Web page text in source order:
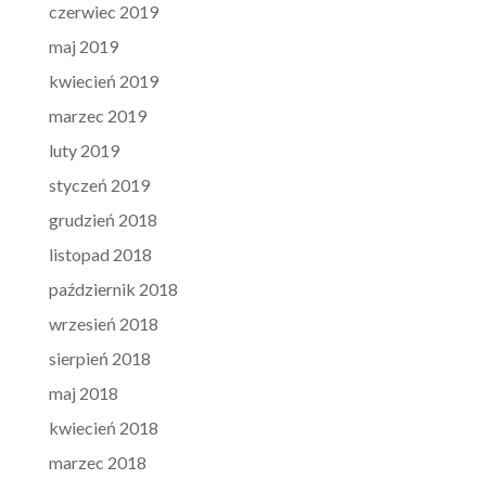
czerwiec 2019
maj 2019
kwiecień 2019
marzec 2019
luty 2019
styczeń 2019
grudzień 2018
listopad 2018
październik 2018
wrzesień 2018
sierpień 2018
maj 2018
kwiecień 2018
marzec 2018